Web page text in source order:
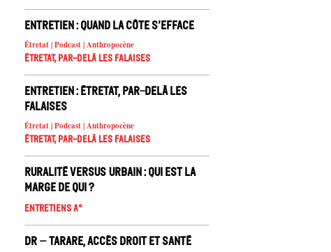
Entretien : Quand la côte s’efface
Étretat | Podcast | Anthropocène
Étretat, par-delà les falaises
Entretien : Étretat, par-delà les
falaises
Étretat | Podcast | Anthropocène
Étretat, par-delà les falaises
Ruralité versus urbain : qui est la
marge de qui ?
Entretiens A°
DR – Tarare, accès droit et santé